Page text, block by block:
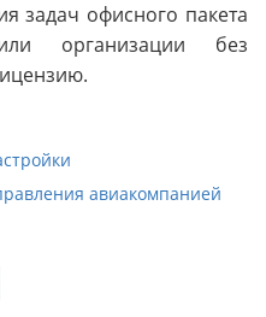
задач офисного пакета
организации без
авиакомпанией